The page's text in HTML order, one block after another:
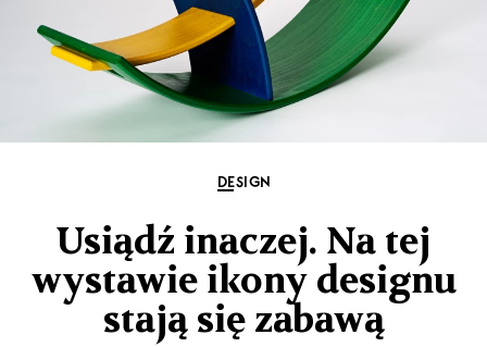
DESIGN
Usiądź inaczej. Na tej
wystawie ikony designu
stają się zabawą